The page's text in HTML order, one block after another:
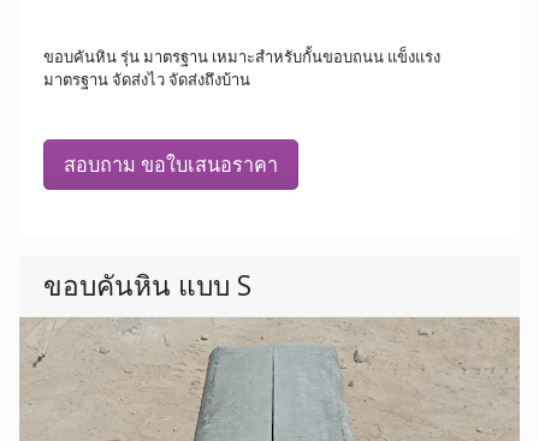
ขอบคันหิน รุ่น มาตรฐาน เหมาะสำหรับกั้นขอบถนน แข็งแรง
มาตรฐาน จัดส่งไว จัดส่งถึงบ้าน
สอบถาม ขอใบเสนอราคา
ขอบคันหิน แบบ S